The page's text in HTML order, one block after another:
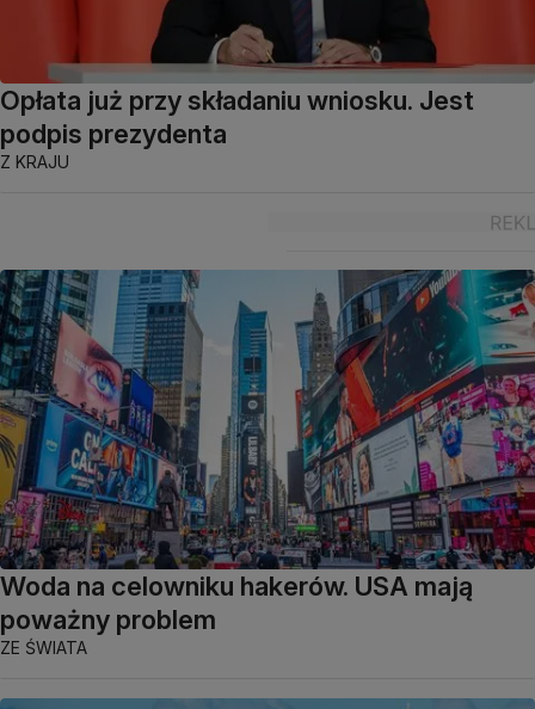
Opłata już przy składaniu wniosku. Jest
podpis prezydenta
Z KRAJU
Woda na celowniku hakerów. USA mają
poważny problem
ZE ŚWIATA